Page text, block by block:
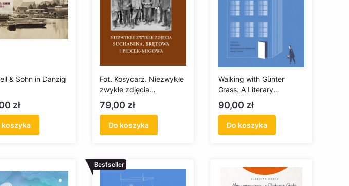
& Sohn in Danzig
zł
koszyka
Fot. Kosycarz. Niezwykłe
zwykłe zdjęcia
Suchanina, Brętowa i
Piecek-Migowa
Cena
79,00 zł
Do koszyka
Walking with Günter
Grass. A Literary
Mapping of the City
Cena
90,00 zł
Do koszyka
Bestseller